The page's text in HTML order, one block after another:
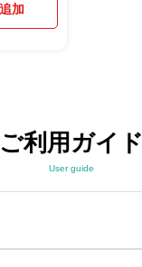
加
ご利用ガイド
User guide